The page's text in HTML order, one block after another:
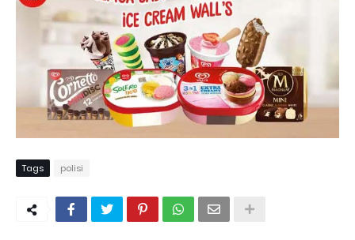
Tags polisi